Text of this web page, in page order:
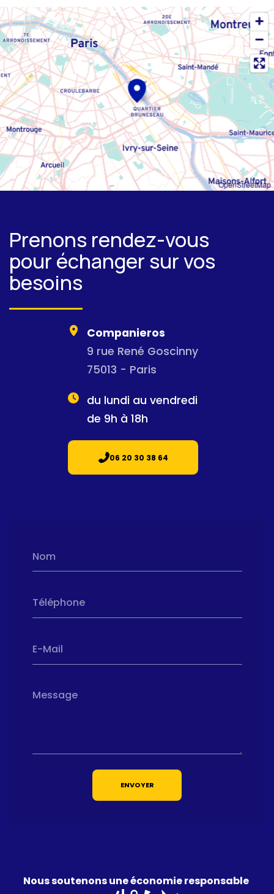
OpenStreetMap
Prenons rendez-vous
pour échanger sur vos
besoins
Nom
Téléphone
E-Mail
Message
ENVOYER
Companieros
9 rue René Goscinny
75013 - Paris
du lundi au vendredi
de 9h à 18h
06 20 30 38 64
Nous soutenons une économie responsable